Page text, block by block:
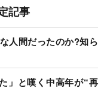
記事
人間だったのか?知ら
」と嘆く中高年が“再